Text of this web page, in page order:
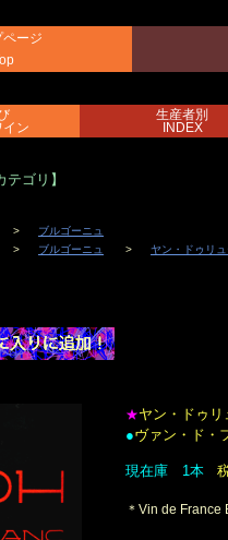
ページ
ン
生産者別
INDEX
テゴリ】
ブルゴーニュ
ブルゴーニュ ヤン・ドゥリ
★ヤン・ドゥリ
●ヴァン・ド・
現在庫 1本
＊Vin de France